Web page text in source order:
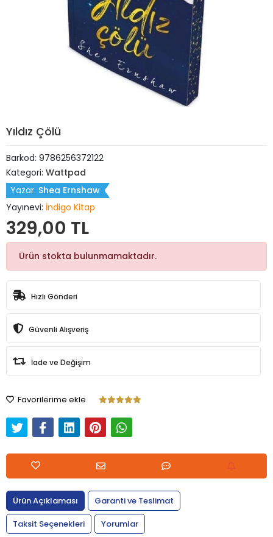
Yıldız Çölü
Barkod: 9786256372122
Kategori: Wattpad
Yazar: Shea Ernshaw
Yayınevi: İndigo Kitap
329,00 TL
Ürün stokta bulunmamaktadır.
Hızlı Gönderi
Güvenli Alışveriş
İade ve Değişim
Favorilerime ekle
Ürün Açıklaması
Garanti ve Teslimat
Taksit Seçenekleri
Yorumlar